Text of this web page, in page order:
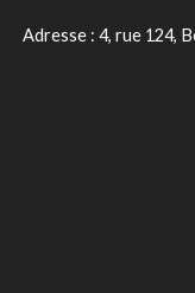
Adresse : 4, rue 124,